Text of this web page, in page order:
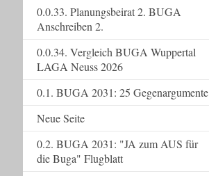
0.0.33. Planungsbeirat 2. BUGA
Anschreiben 2.
0.0.34. Vergleich BUGA Wuppertal
LAGA Neuss 2026
0.1. BUGA 2031: 25 Gegenargumente
Neue Seite
0.2. BUGA 2031: "JA zum AUS für
die Buga" Flugblatt